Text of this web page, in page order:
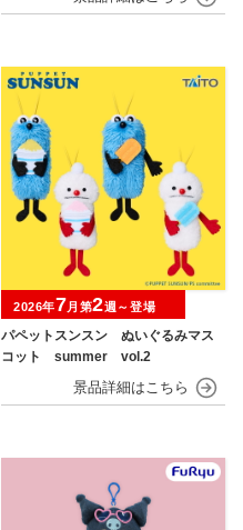
パペットスンスン ぬいぐるみマス
コット summer vol.2
2026年7月第2週～登場